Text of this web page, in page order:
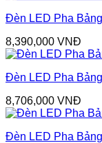
Đèn LED Pha
8,390,000 VNĐ
Đèn LED Pha
8,706,000 VNĐ
Đèn LED Pha